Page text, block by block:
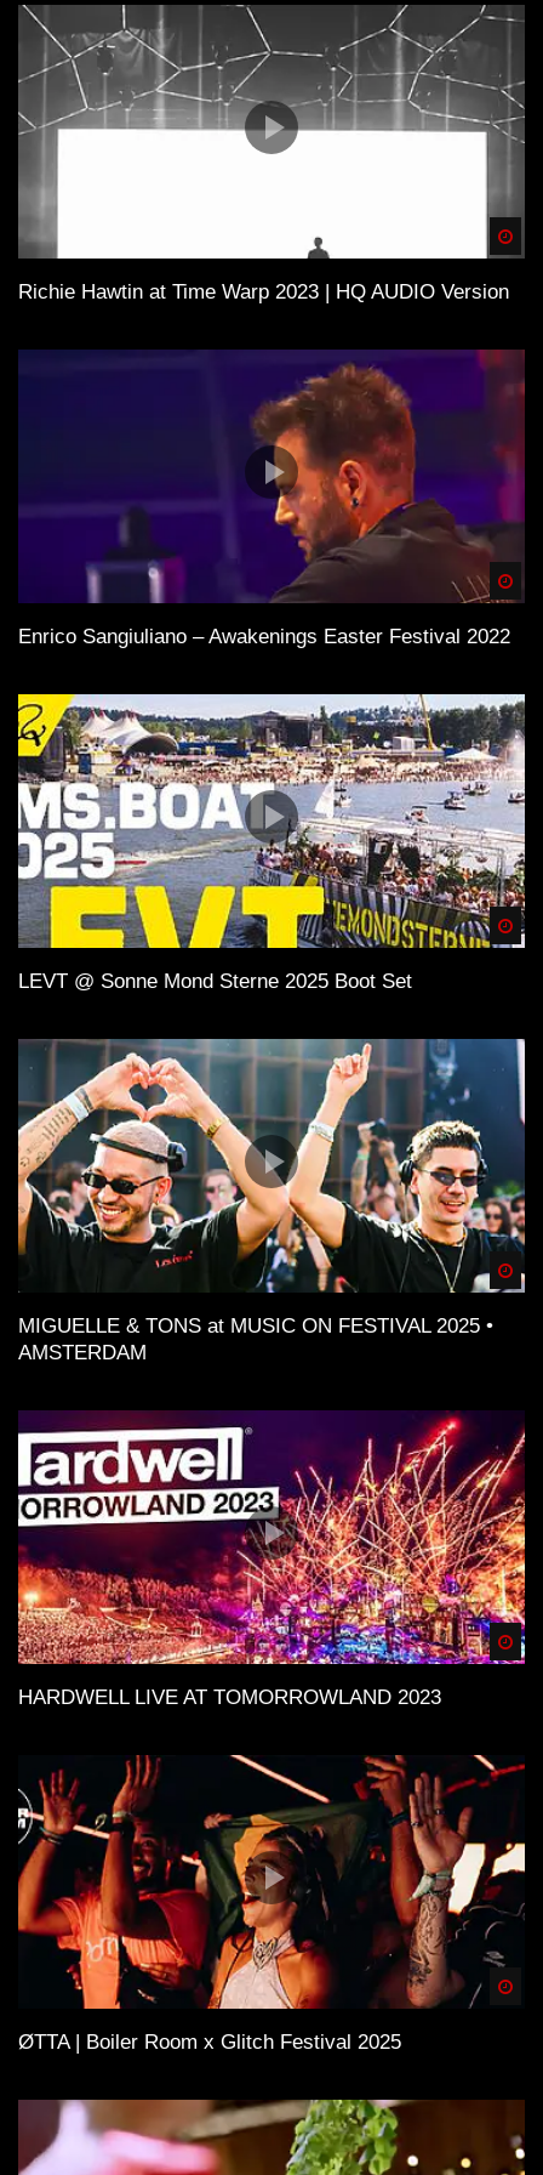
Richie Hawtin at Time Warp 2023 | HQ AUDIO Version
Enrico Sangiuliano – Awakenings Easter Festival 2022
LEVT @ Sonne Mond Sterne 2025 Boot Set
MIGUELLE & TONS at MUSIC ON FESTIVAL 2025 •
AMSTERDAM
HARDWELL LIVE AT TOMORROWLAND 2023
ØTTA | Boiler Room x Glitch Festival 2025